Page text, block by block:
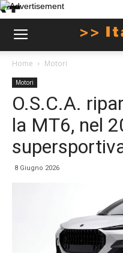
Home Motori
Motori
O.S.C.A.
la MT6, nel
8 Giugno 2026